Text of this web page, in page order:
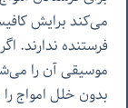
می‌کند برایش
فرستنده ندارند.
موسیقی آن را
بدون خلل امواج